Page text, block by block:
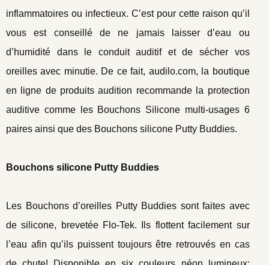
inflammatoires ou infectieux. C’est pour cette raison qu’il
vous est conseillé de ne jamais laisser d’eau ou
d’humidité dans le conduit auditif et de sécher vos
oreilles avec minutie. De ce fait, audilo.com, la boutique
en ligne de produits audition recommande la protection
auditive comme les Bouchons Silicone multi-usages 6
paires ainsi que des Bouchons silicone Putty Buddies.
Bouchons silicone Putty Buddies
Les Bouchons d’oreilles Putty Buddies sont faites avec
de silicone, brevetée Flo-Tek. Ils flottent facilement sur
l’eau afin qu’ils puissent toujours être retrouvés en cas